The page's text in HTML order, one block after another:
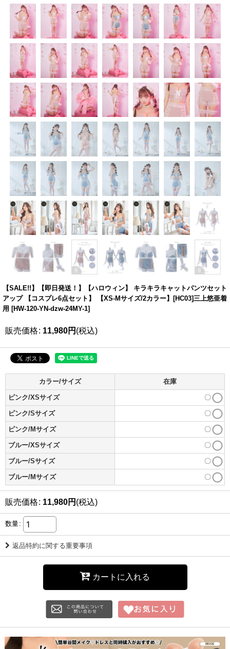
【SALE!!】【即日発送！】【ハロウィン】 キラキラキャットパンツセット
アップ 【コスプレ6点セット】 【XS-Mサイズ/2カラー】[HC03]三上悠亜着
用 [HW-120-YN-dzw-24MY-1]
販売価格: 11,980円 (税込)
カラー/サイズ 在庫
ピンク/XSサイズ 〇
ピンク/Sサイズ 〇
ピンク/Mサイズ 〇
ブルー/XSサイズ 〇
ブルー/Sサイズ 〇
ブルー/Mサイズ 〇
販売価格: 11,980円 (税込)
数量:
返品特約に関する重要事項
カートに入れる